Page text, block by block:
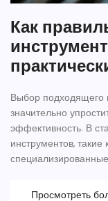
Как
Выбор подходящего
значительно
эффективность. В
инструментов, такие
которых лучше
Просмотреть